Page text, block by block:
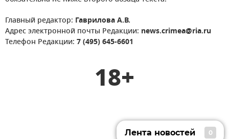
Главный редактор: Гаврилова А.В.
Адрес электронной почты Редакции: news.crimea@ria.ru
Телефон Редакции: 7 (495) 645-6601
18+
Лента новостей 0